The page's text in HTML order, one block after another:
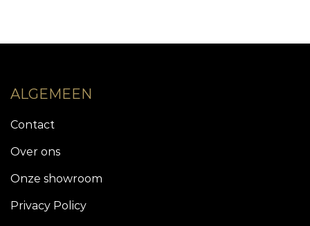
ALGEMEEN
Contact
Over ons
Onze showroom
Privacy Policy